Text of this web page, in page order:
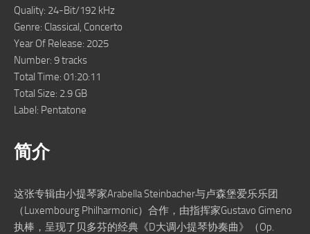
Quality: 24-Bit/192 kHz
Genre: Classical, Concerto
Year Of Release: 2025
Number: 9 tracks
Total Time: 01:20:11
Total Size: 2.9 GB
Label: Pentatone
简介
这张专辑由小提琴家Arabella Steinbacher与卢森堡爱乐乐团
（Luxembourg Philharmonic）合作，由指挥家Gustavo Gimeno
执棒，呈现了贝多芬的经典《D大调小提琴协奏曲》（Op.